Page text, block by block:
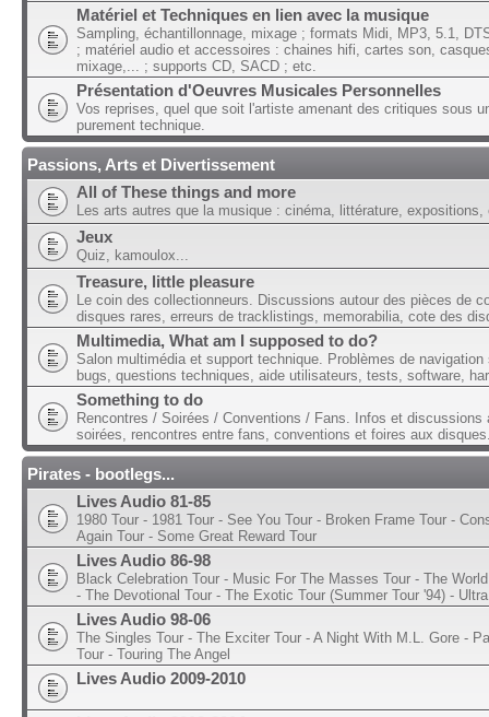
Matériel et Techniques en lien avec la musique
Sampling, échantillonnage, mixage ; formats Midi, MP3, 5.1,
; matériel audio et accessoires : chaines hifi, cartes son,
mixage,... ; supports CD, SACD ; etc.
Présentation d'Oeuvres Musicales Personnelles
Vos reprises, quel que soit l'artiste amenant des critiques sous
purement technique.
Passions, Arts et Divertissement
All of These things and more
Les arts autres que la musique : cinéma, littérature, expositions,
Jeux
Quiz, kamoulox...
Treasure, little pleasure
Le coin des collectionneurs. Discussions autour des pièces de
disques rares, erreurs de tracklistings, memorabilia, cote des
Multimedia, What am I supposed to do?
Salon multimédia et support technique. Problèmes de navigation
bugs, questions techniques, aide utilisateurs, tests, software,
Something to do
Rencontres / Soirées / Conventions / Fans. Infos et discussions
soirées, rencontres entre fans, conventions et foires aux
Pirates - bootlegs...
Lives Audio 81-85
1980 Tour - 1981 Tour - See You Tour - Broken Frame Tour -
Again Tour - Some Great Reward Tour
Lives Audio 86-98
Black Celebration Tour - Music For The Masses Tour - The
- The Devotional Tour - The Exotic Tour (Summer Tour '94) -
Lives Audio 98-06
The Singles Tour - The Exciter Tour - A Night With M.L. Gore -
Tour - Touring The Angel
Lives Audio 2009-2010